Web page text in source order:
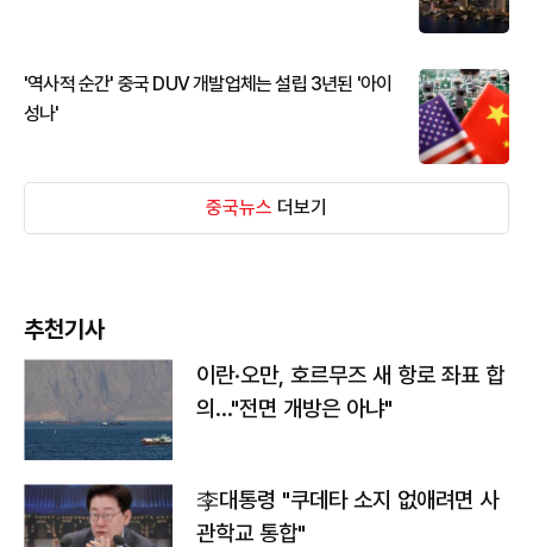
'역사적 순간' 중국 DUV 개발업체는 설립 3년된 '아이
성나'
중국뉴스 더보기
추천기사
이란·오만, 호르무즈 새 항로 좌표 합
의…"전면 개방은 아냐"
李대통령 "쿠데타 소지 없애려면 사
관학교 통합"